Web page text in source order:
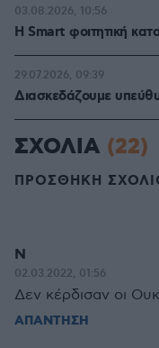
Η Smart φοιτητική
03.08.2026, 10:56
Διασκεδάζουμε
29.07.2026, 09:39
ΣΧΟΛΙΑ (22)
ΠΡΟΣΘΗΚΗ
Ν
02.03.2022, 01:56
Δεν κέρδισαν οι
ΑΠΑΝΤΗΣΗ